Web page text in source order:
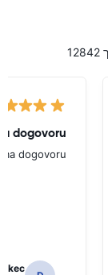
dogovoru
dogovoru